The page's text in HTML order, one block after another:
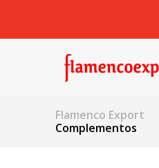
Flamenco Export
Complementos